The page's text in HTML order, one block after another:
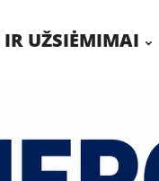
IR UŽSIĖMIMAI